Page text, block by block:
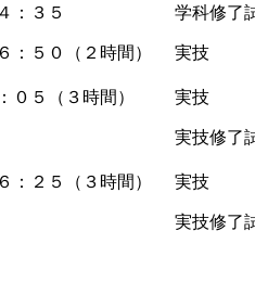
：３５
：５０（２時間）
学科修了
実技
０５（３時間） 実技
実技修了
：２５（３時間） 実技
実技修了